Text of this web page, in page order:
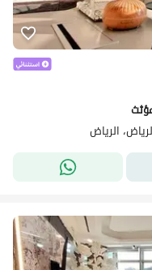
الرياض